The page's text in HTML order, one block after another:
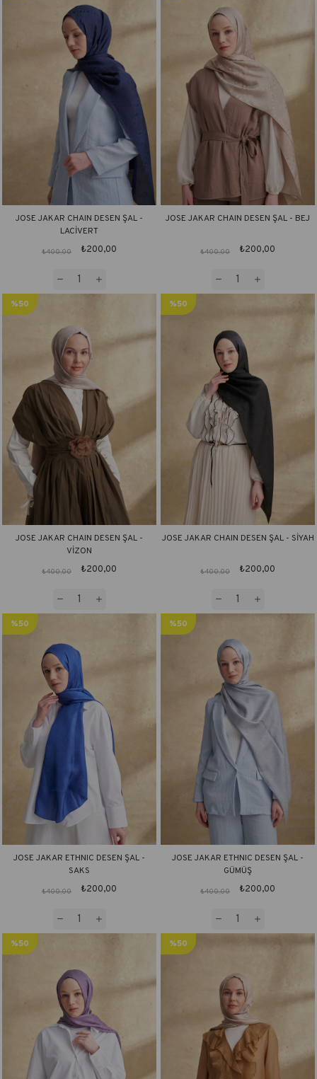
JOSE JAKAR CHAIN DESEN ŞAL -
LACİVERT
₺200,00
₺400,00
JOSE JAKAR CHAIN DESEN ŞAL - BEJ
₺200,00
₺400,00
JOSE JAKAR CHAIN DESEN ŞAL -
VİZON
₺200,00
₺400,00
%50
JOSE JAKAR CHAIN DESEN ŞAL - SİYAH
₺200,00
₺400,00
%50
JOSE JAKAR ETHNIC DESEN ŞAL -
SAKS
₺200,00
₺400,00
%50
JOSE JAKAR ETHNIC DESEN ŞAL -
GÜMÜŞ
₺200,00
₺400,00
%50
%50
%50